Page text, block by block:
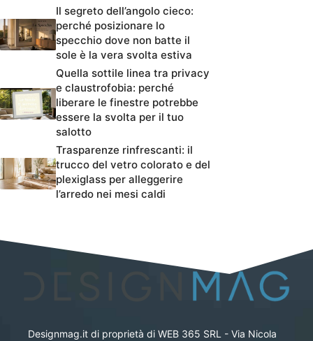
Il segreto dell’angolo cieco:
perché posizionare lo
specchio dove non batte il
sole è la vera svolta estiva
Quella sottile linea tra privacy
e claustrofobia: perché
liberare le finestre potrebbe
essere la svolta per il tuo
salotto
Trasparenze rinfrescanti: il
trucco del vetro colorato e del
plexiglass per alleggerire
l’arredo nei mesi caldi
Designmag.it di proprietà di WEB 365 SRL - Via Nicola